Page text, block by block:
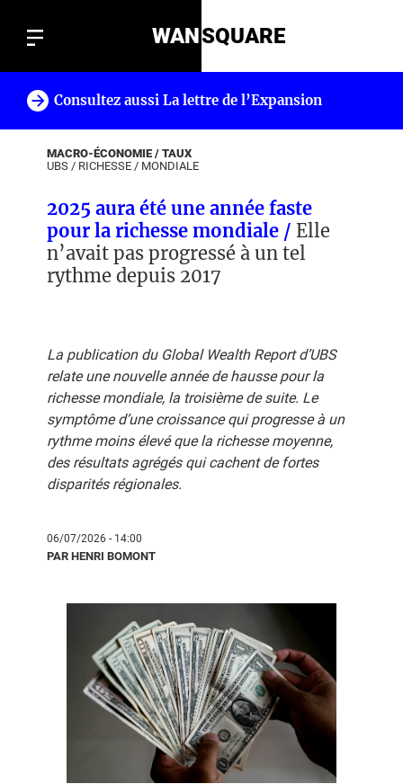
WANSQUARE
Consultez aussi La lettre de l’Expansion
MACRO-ÉCONOMIE / TAUX
UBS / RICHESSE / MONDIALE
2025 aura été une année faste
pour la richesse mondiale / Elle
n’avait pas progressé à un tel
rythme depuis 2017
La publication du Global Wealth Report d’UBS
relate une nouvelle année de hausse pour la
richesse mondiale, la troisième de suite. Le
symptôme d’une croissance qui progresse à un
rythme moins élevé que la richesse moyenne,
des résultats agrégés qui cachent de fortes
disparités régionales.
06/07/2026 - 14:00
PAR HENRI BOMONT